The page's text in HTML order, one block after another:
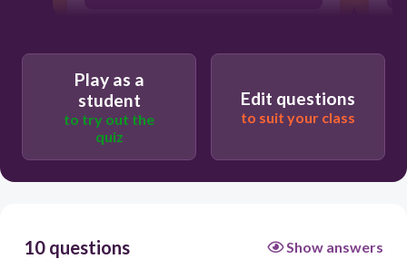
Keras, lunak dan sangat keras
air, es dan keras
Play as a
student
to try out the
quiz
Edit questions
to suit your class
10 questions Show answers